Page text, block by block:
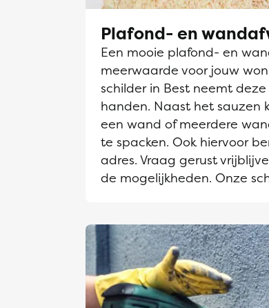
Plafond- en
Een mooie plafond- en
meerwaarde voor jouw
schilder in Best neemt
handen. Naast het sauzen
een wand of meerdere
te spacken. Ook hiervoor
adres. Vraag gerust
de mogelijkheden. Onze